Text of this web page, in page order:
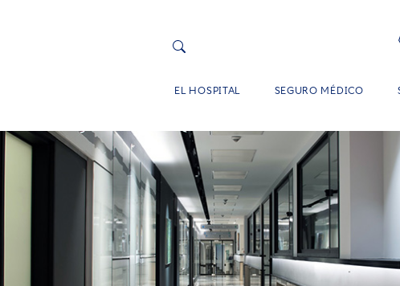
EL HOSPITAL SEGURO MÉDICO